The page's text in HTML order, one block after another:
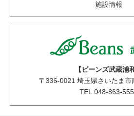
施設情報
【ビーンズ武蔵浦
〒 336-0021 埼玉県さいたま市
TEL:048-863-